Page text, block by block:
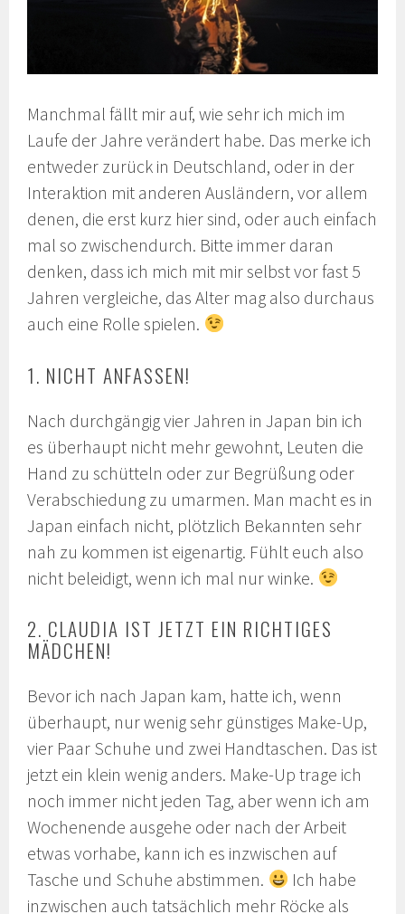
Manchmal fällt mir auf, wie sehr ich mich im
Laufe der Jahre verändert habe. Das merke ich
entweder zurück in Deutschland, oder in der
Interaktion mit anderen Ausländern, vor allem
denen, die erst kurz hier sind, oder auch einfach
mal so zwischendurch. Bitte immer daran
denken, dass ich mich mit mir selbst vor fast 5
Jahren vergleiche, das Alter mag also durchaus
auch eine Rolle spielen.
1. NICHT ANFASSEN!
Nach durchgängig vier Jahren in Japan bin ich
es überhaupt nicht mehr gewohnt, Leuten die
Hand zu schütteln oder zur Begrüßung oder
Verabschiedung zu umarmen. Man macht es in
Japan einfach nicht, plötzlich Bekannten sehr
nah zu kommen ist eigenartig. Fühlt euch also
nicht beleidigt, wenn ich mal nur winke.
2. CLAUDIA IST JETZT EIN RICHTIGES
MÄDCHEN!
Bevor ich nach Japan kam, hatte ich, wenn
überhaupt, nur wenig sehr günstiges Make-Up,
vier Paar Schuhe und zwei Handtaschen. Das ist
jetzt ein klein wenig anders. Make-Up trage ich
noch immer nicht jeden Tag, aber wenn ich am
Wochenende ausgehe oder nach der Arbeit
etwas vorhabe, kann ich es inzwischen auf
Tasche und Schuhe abstimmen.
Ich habe
inzwischen auch tatsächlich mehr Röcke als